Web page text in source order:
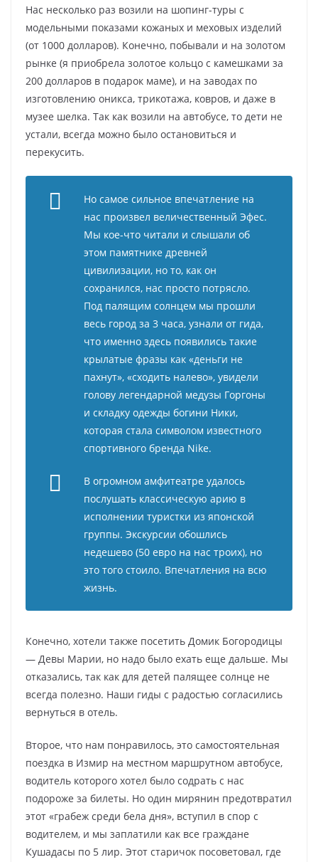
Нас несколько раз возили на шопинг-туры с
модельными показами кожаных и меховых изделий
(от 1000 долларов). Конечно, побывали и на золотом
рынке (я приобрела золотое кольцо с камешками за
200 долларов в подарок маме), и на заводах по
изготовлению оникса, трикотажа, ковров, и даже в
музее шелка. Так как возили на автобусе, то дети не
устали, всегда можно было остановиться и
перекусить.
Но самое сильное впечатление на
нас произвел величественный Эфес.
Мы кое-что читали и слышали об
этом памятнике древней
цивилизации, но то, как он
сохранился, нас просто потрясло.
Под палящим солнцем мы прошли
весь город за 3 часа, узнали от гида,
что именно здесь появились такие
крылатые фразы как «деньги не
пахнут», «сходить налево», увидели
голову легендарной медузы Горгоны
и складку одежды богини Ники,
которая стала символом известного
спортивного бренда Nike.
В огромном амфитеатре удалось
послушать классическую арию в
исполнении туристки из японской
группы. Экскурсии обошлись
недешево (50 евро на нас троих), но
это того стоило. Впечатления на всю
жизнь.
Конечно, хотели также посетить Домик Богородицы
— Девы Марии, но надо было ехать еще дальше. Мы
отказались, так как для детей палящее солнце не
всегда полезно. Наши гиды с радостью согласились
вернуться в отель.
Второе, что нам понравилось, это самостоятельная
поездка в Измир на местном маршрутном автобусе,
водитель которого хотел было содрать с нас
подороже за билеты. Но один мирянин предотвратил
этот «грабеж среди бела дня», вступил в спор с
водителем, и мы заплатили как все граждане
Кушадасы по 5 лир. Этот старичок посоветовал, где